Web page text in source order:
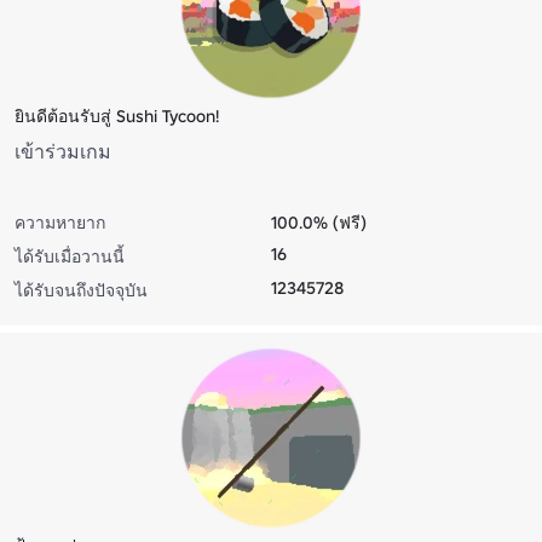
ยินดีต้อนรับสู่ Sushi Tycoon!
เข้าร่วมเกม
ความหายาก
100.0% (ฟรี)
ได้รับเมื่อวานนี้
16
ได้รับจนถึงปัจจุบัน
12345728